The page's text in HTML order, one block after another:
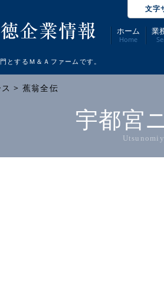
ホーム
Home
業
とするＭ＆Ａファームです。
文字
> 蕉翁全伝
宇都宮